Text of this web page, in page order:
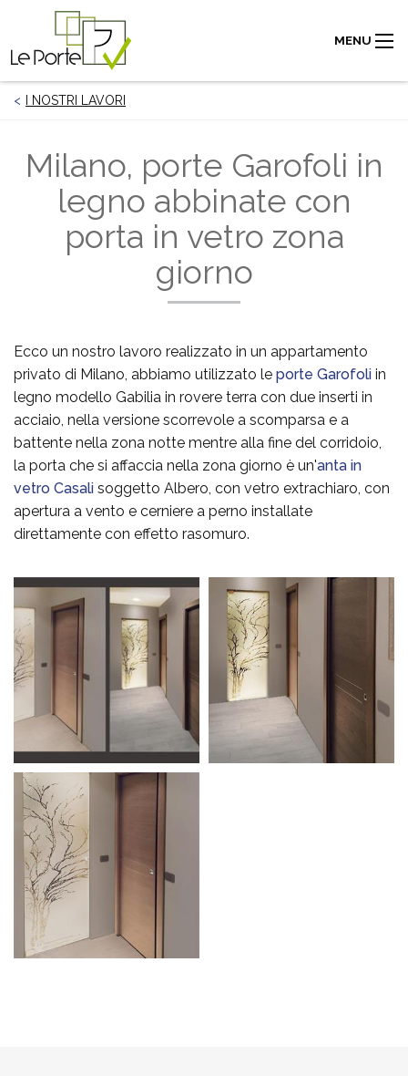
MENU
I NOSTRI LAVORI
Milano, porte Garofoli in
legno abbinate con
porta in vetro zona
giorno
Ecco un nostro lavoro realizzato in un appartamento
privato di Milano, abbiamo utilizzato le porte Garofoli in
legno modello Gabilia in rovere terra con due inserti in
acciaio, nella versione scorrevole a scomparsa e a
battente nella zona notte mentre alla fine del corridoio,
la porta che si affaccia nella zona giorno è un'anta in
vetro Casali soggetto Albero, con vetro extrachiaro, con
apertura a vento e cerniere a perno installate
direttamente con effetto rasomuro.